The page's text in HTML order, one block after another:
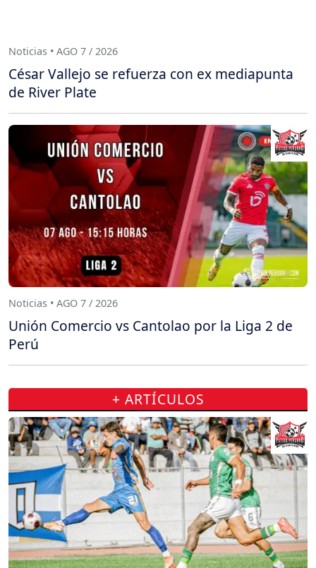
Noticias • AGO 7 / 2026
César Vallejo se refuerza con ex mediapunta
de River Plate
Noticias • AGO 7 / 2026
Unión Comercio vs Cantolao por la Liga 2 de
Perú
+ ARTÍCULOS